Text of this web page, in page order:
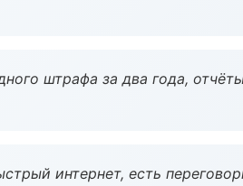
штрафа за два года,
интернет, есть